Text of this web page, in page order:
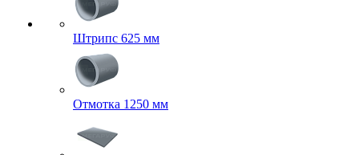
Штрипс 625 мм
Отмотка 1250 мм